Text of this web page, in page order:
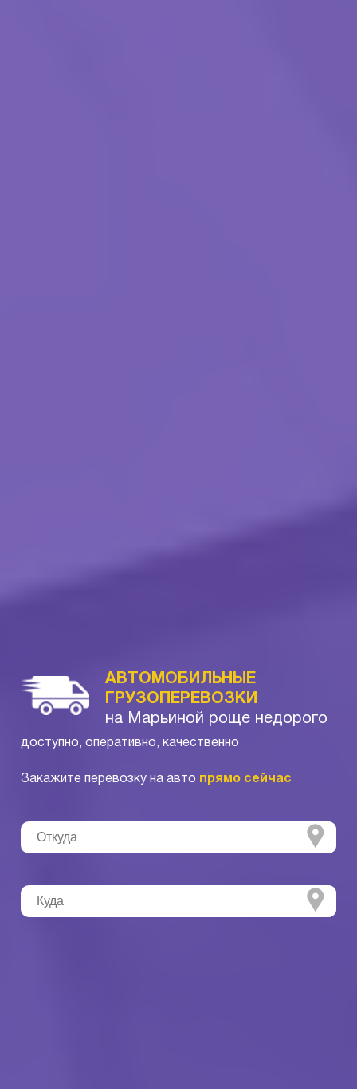
АВТОМОБИЛЬНЫЕ
ГРУЗОПЕРЕВОЗКИ
на Марьиной роще недорого
доступно, оперативно, качественно
Закажите перевозку на авто прямо сейчас